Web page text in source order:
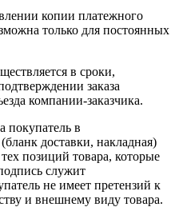
копии платежного
только для постоянных
в сроки,
заказа
компании-заказчика.
покупатель в
доставки, накладная)
позиций товара, которые
служит
не имеет претензий к
и внешнему виду товара.